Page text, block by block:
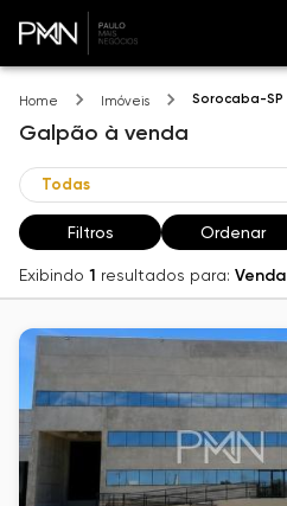
Home Imóveis Sorocaba-SP
Galpão à venda
Filtros Ordenar
Exibindo 1 resultados para: Venda